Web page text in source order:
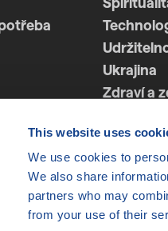
This website uses
We use cookies to
We also share
partners who may
from your use of their
Ukrajina
Zdraví a
Životní